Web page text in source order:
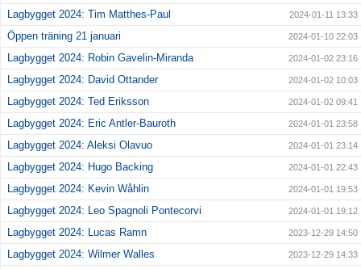
Lagbygget 2024: Tim Matthes-Paul 2024-01-11 13:33
Öppen träning 21 januari 2024-01-10 22:03
Lagbygget 2024: Robin Gavelin-Miranda 2024-01-02 23:16
Lagbygget 2024: David Ottander 2024-01-02 10:03
Lagbygget 2024: Ted Eriksson 2024-01-02 09:41
Lagbygget 2024: Eric Antler-Bauroth 2024-01-01 23:58
Lagbygget 2024: Aleksi Olavuo 2024-01-01 23:14
Lagbygget 2024: Hugo Backing 2024-01-01 22:43
Lagbygget 2024: Kevin Wåhlin 2024-01-01 19:53
Lagbygget 2024: Leo Spagnoli Pontecorvi 2024-01-01 19:12
Lagbygget 2024: Lucas Ramn 2023-12-29 14:50
Lagbygget 2024: Wilmer Walles 2023-12-29 14:33